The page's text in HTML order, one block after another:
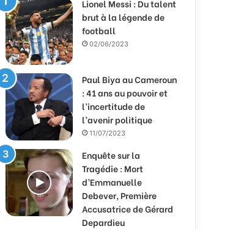
Lionel Messi : Du talent
brut à la légende de
football
02/06/2023
Paul Biya au Cameroun
: 41 ans au pouvoir et
l’incertitude de
l’avenir politique
11/07/2023
Enquête sur la
Tragédie : Mort
d’Emmanuelle
Debever, Première
Accusatrice de Gérard
Depardieu